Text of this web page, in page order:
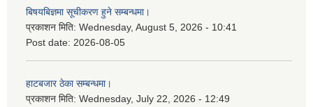
बिषयबिज्ञमा सूचीकरण हुने सम्बन्धमा।
प्रकाशन मिति: Wednesday, August 5, 2026 - 10:41
Post date: 2026-08-05
हाटबजार ठेका सम्बन्धमा।
प्रकाशन मिति: Wednesday, July 22, 2026 - 12:49